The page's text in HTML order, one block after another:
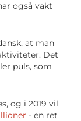
også vakt
at man
Det
puls, som
og i 2019 vil
­- en ret